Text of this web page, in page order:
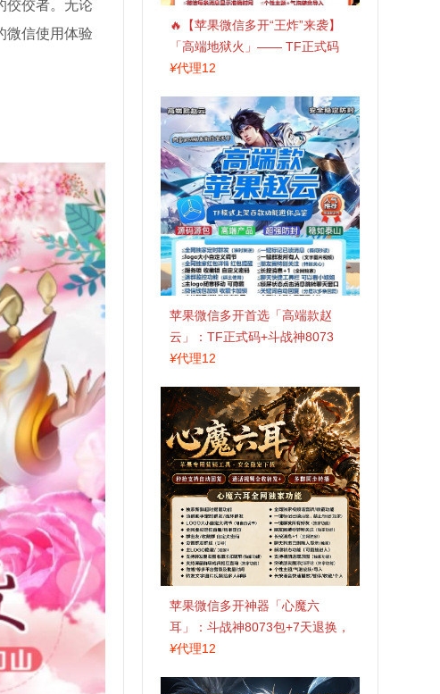
佼佼者。无论
微信使用体验
🔥【苹果微信多开“王炸”来袭】
「高端地狱火」—— TF正式码
+斗战神8073包，7天退换，安全
¥代理12
苹果微信多开首选「高端款赵
云」：TF正式码+斗战神8073
包，7天退换认准拍拍卡激活码
¥代理12
苹果微信多开神器「心魔六
耳」：斗战神8073包+7天退换，
认准拍拍卡激活码商城
¥代理12